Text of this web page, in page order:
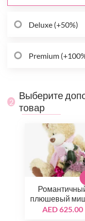
Deluxe (+50%)
Premium
2
Выберите
товар
плюшевый
AED 625.00